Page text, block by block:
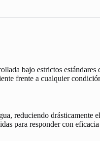
bajo estrictos
frente a cualquier
reduciendo drásticamente
para responder con